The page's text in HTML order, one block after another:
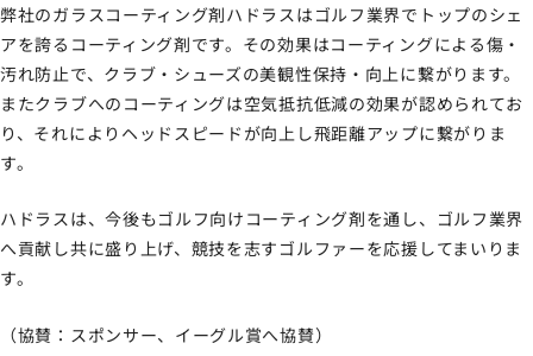
弊社のガラスコーティング剤ハドラスはゴルフ業界でトップのシェ
アを誇るコーティング剤です。その効果はコーティングによる傷・
汚れ防止で、クラブ・シューズの美観性保持・向上に繋がります。
またクラブへのコーティングは空気抵抗低減の効果が認められてお
り、それによりヘッドスピードが向上し飛距離アップに繋がりま
す。
ハドラスは、今後もゴルフ向けコーティング剤を通し、ゴルフ業界
へ貢献し共に盛り上げ、競技を志すゴルファーを応援してまいりま
す。
（協賛：スポンサー、イーグル賞へ協賛）